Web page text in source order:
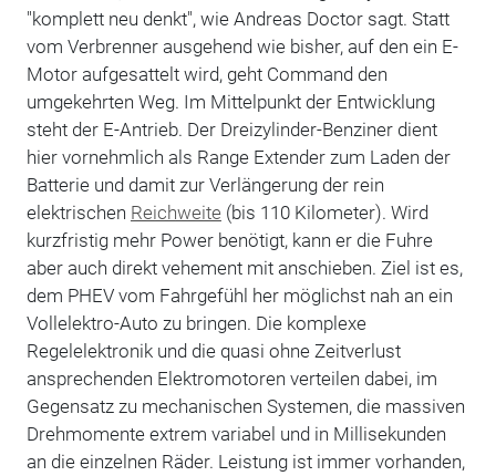
"komplett neu denkt", wie Andreas Doctor sagt. Statt
vom Verbrenner ausgehend wie bisher, auf den ein E-
Motor aufgesattelt wird, geht Command den
umgekehrten Weg. Im Mittelpunkt der Entwicklung
steht der E-Antrieb. Der Dreizylinder-Benziner dient
hier vornehmlich als Range Extender zum Laden der
Batterie und damit zur Verlängerung der rein
elektrischen Reichweite (bis 110 Kilometer). Wird
kurzfristig mehr Power benötigt, kann er die Fuhre
aber auch direkt vehement mit anschieben. Ziel ist es,
dem PHEV vom Fahrgefühl her möglichst nah an ein
Vollelektro-Auto zu bringen. Die komplexe
Regelelektronik und die quasi ohne Zeitverlust
ansprechenden Elektromotoren verteilen dabei, im
Gegensatz zu mechanischen Systemen, die massiven
Drehmomente extrem variabel und in Millisekunden
an die einzelnen Räder. Leistung ist immer vorhanden,